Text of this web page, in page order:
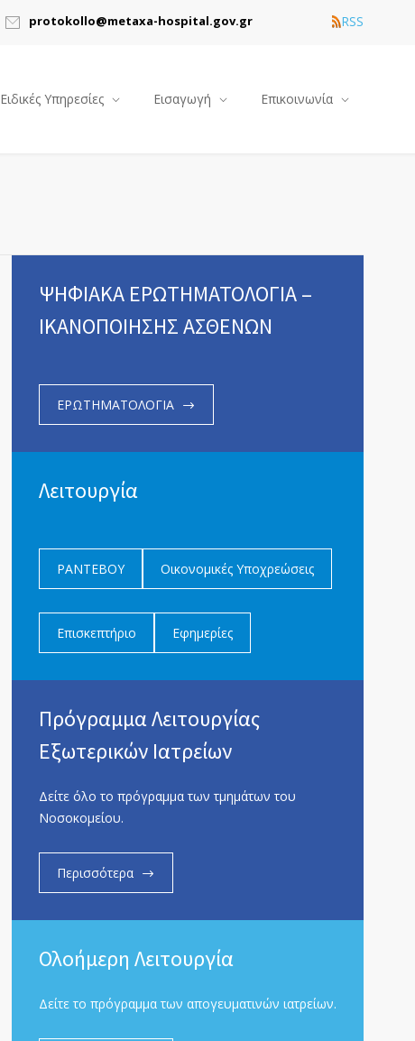
protokollo@metaxa-hospital.gov.gr RSS
Ειδικές Υπηρεσίες Εισαγωγή Επικοινωνία
ΨΗΦΙΑΚΑ ΕΡΩΤΗΜΑΤΟΛΟΓΙΑ –
ΙΚΑΝΟΠΟΙΗΣΗΣ ΑΣΘΕΝΩΝ
ΕΡΩΤΗΜΑΤΟΛΟΓΙΑ
Λειτουργία
ΡΑΝΤΕΒΟΥ Οικονομικές Υποχρεώσεις
Επισκεπτήριο Εφημερίες
Πρόγραμμα Λειτουργίας
Εξωτερικών Ιατρείων
Δείτε όλο το πρόγραμμα των τμημάτων του
Νοσοκομείου.
Περισσότερα
Ολοήμερη Λειτουργία
Δείτε το πρόγραμμα των απογευματινών ιατρείων.